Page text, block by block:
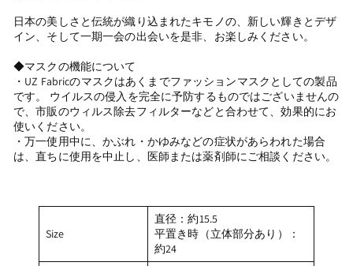
日本の美しさと伝統が織り込まれたキモノの、新しい輝きとデザ
イン、そして一期一会の出会いを是非、お楽しみください。
◆マスクの機能について
・UZ Fabricのマスクはあくまでファッションマスクとしての製品
です。 ウイルスの侵入を完全に予防するものではございませんの
で、市販のウィルス除去フィルターなどと合わせて、効果的にお
使いください。
・万一使用中に、かぶれ・かゆみなどの症状があらわれた場合
は、直ちに使用を中止し、医師または薬剤師にご相談ください。
Size
直径 ：約15.5
平置き時（立体部分あり）
：
約24